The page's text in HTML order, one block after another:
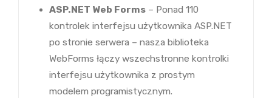
ASP.NET Web Forms – Ponad 110
kontrolek interfejsu użytkownika ASP.NET
po stronie serwera – nasza biblioteka
WebForms łączy wszechstronne kontrolki
interfejsu użytkownika z prostym
modelem programistycznym.